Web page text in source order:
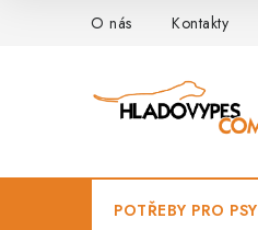
O nás Kontakty
POTŘEBY PRO PSY